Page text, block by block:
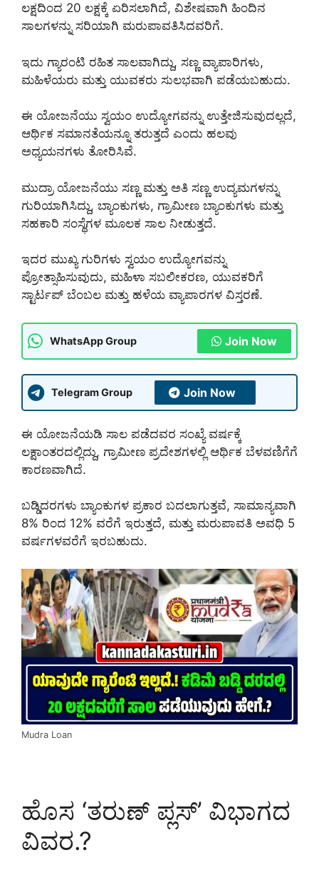
ಲಕ್ಷದಿಂದ 20 ಲಕ್ಷಕ್ಕೆ ಏರಿಸಲಾಗಿದೆ, ವಿಶೇಷವಾಗಿ ಹಿಂದಿನ
ಸಾಲಗಳನ್ನು ಸರಿಯಾಗಿ ಮರುಪಾವತಿಸಿದವರಿಗೆ.
ಇದು ಗ್ಯಾರಂಟಿ ರಹಿತ ಸಾಲವಾಗಿದ್ದು, ಸಣ್ಣ ವ್ಯಾಪಾರಿಗಳು,
ಮಹಿಳೆಯರು ಮತ್ತು ಯುವಕರು ಸುಲಭವಾಗಿ ಪಡೆಯಬಹುದು.
ಈ ಯೋಜನೆಯು ಸ್ವಯಂ ಉದ್ಯೋಗವನ್ನು ಉತ್ತೇಜಿಸುವುದಲ್ಲದೆ,
ಆರ್ಥಿಕ ಸಮಾನತೆಯನ್ನೂ ತರುತ್ತದೆ ಎಂದು ಹಲವು
ಅಧ್ಯಯನಗಳು ತೋರಿಸಿವೆ.
ಮುದ್ರಾ ಯೋಜನೆಯು ಸಣ್ಣ ಮತ್ತು ಅತಿ ಸಣ್ಣ ಉದ್ಯಮಗಳನ್ನು
ಗುರಿಯಾಗಿಸಿದ್ದು, ಬ್ಯಾಂಕುಗಳು, ಗ್ರಾಮೀಣ ಬ್ಯಾಂಕುಗಳು ಮತ್ತು
ಸಹಕಾರಿ ಸಂಸ್ಥೆಗಳ ಮೂಲಕ ಸಾಲ ನೀಡುತ್ತದೆ.
ಇದರ ಮುಖ್ಯ ಗುರಿಗಳು ಸ್ವಯಂ ಉದ್ಯೋಗವನ್ನು
ಪ್ರೋತ್ಸಾಹಿಸುವುದು, ಮಹಿಳಾ ಸಬಲೀಕರಣ, ಯುವಕರಿಗೆ
ಸ್ಟಾರ್ಟಪ್ ಬೆಂಬಲ ಮತ್ತು ಹಳೆಯ ವ್ಯಾಪಾರಗಳ ವಿಸ್ತರಣೆ.
WhatsApp Group Join Now
Telegram Group Join Now
ಈ ಯೋಜನೆಯಡಿ ಸಾಲ ಪಡೆದವರ ಸಂಖ್ಯೆ ವರ್ಷಕ್ಕೆ
ಲಕ್ಷಾಂತರದಲ್ಲಿದ್ದು, ಗ್ರಾಮೀಣ ಪ್ರದೇಶಗಳಲ್ಲಿ ಆರ್ಥಿಕ ಬೆಳವಣಿಗೆಗೆ
ಕಾರಣವಾಗಿದೆ.
ಬಡ್ಡಿದರಗಳು ಬ್ಯಾಂಕುಗಳ ಪ್ರಕಾರ ಬದಲಾಗುತ್ತವೆ, ಸಾಮಾನ್ಯವಾಗಿ
8% ರಿಂದ 12% ವರೆಗೆ ಇರುತ್ತದೆ, ಮತ್ತು ಮರುಪಾವತಿ ಅವಧಿ 5
ವರ್ಷಗಳವರೆಗೆ ಇರಬಹುದು.
Mudra Loan
ಹೊಸ ‘ತರುಣ್ ಪ್ಲಸ್’ ವಿಭಾಗದ
ವಿವರ.?